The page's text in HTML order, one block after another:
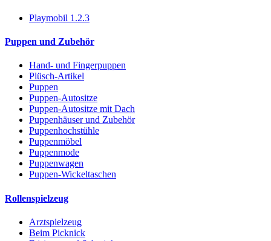
Playmobil 1.2.3
Puppen und Zubehör
Hand- und Fingerpuppen
Plüsch-Artikel
Puppen
Puppen-Autositze
Puppen-Autositze mit Dach
Puppenhäuser und Zubehör
Puppenhochstühle
Puppenmöbel
Puppenmode
Puppenwagen
Puppen-Wickeltaschen
Rollenspielzeug
Arztspielzeug
Beim Picknick